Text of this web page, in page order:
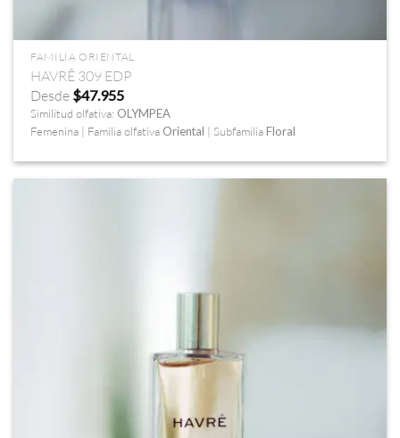
FAMILIA ORIENTAL
HAVRÊ 309 EDP
Desde $47.955
Similitud olfativa: OLYMPEA
Femenina | Familia olfativa Oriental | Subfamilia Floral